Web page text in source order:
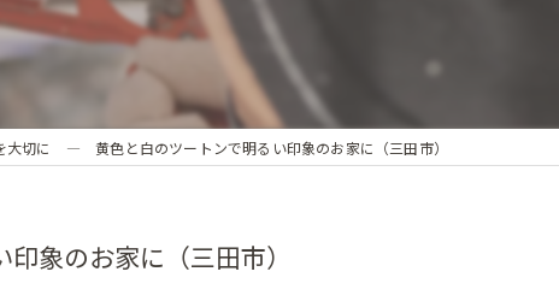
大切に ― 黄色と白のツートンで明るい印象のお家に（三田市）
象のお家に（三田市）